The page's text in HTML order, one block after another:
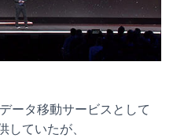
ータ移動サービスとして
していたが、